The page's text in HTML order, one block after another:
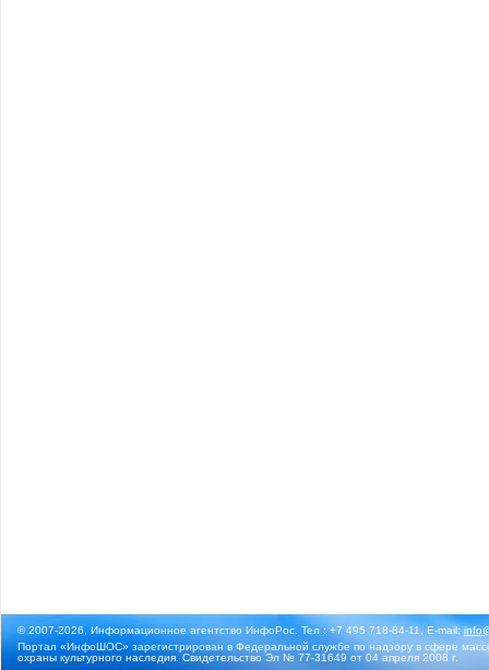
© 2007-2026, Информационное агентство ИнфоРос. Тел.: +7 495 718-84-11, E-mail:
Портал «ИнфоШОС» зарегистрирован в Федеральной службе по надзору в сфере
охраны культурного наследия. Свидетельство Эл № 77-31649 от 04 апреля 2008 г.